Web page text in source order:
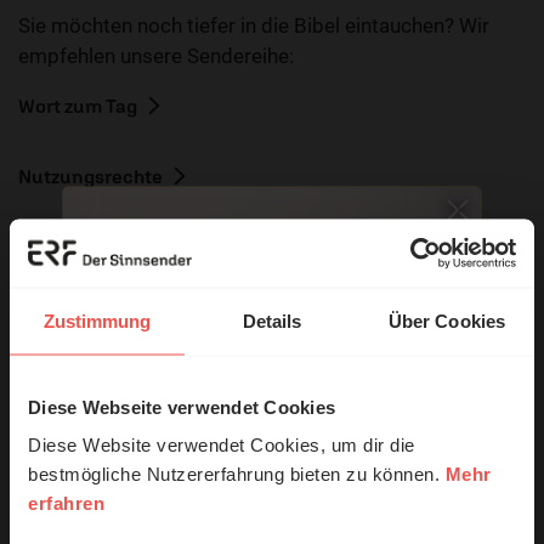
Zustimmung Details Über Cookies
Diese Webseite verwendet Cookies
Diese Website verwendet Cookies, um dir die
bestmögliche Nutzererfahrung bieten zu können. Mehr
erfahren
Sie möchten noch tiefer in die Bibel eintauchen? Wir
empfehlen unsere Sendereihe:
Wort zum Tag
Nutzungsrechte
Ihr Kommentar
Name:
© Ruth Schneider / ERF